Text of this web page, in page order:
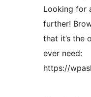
Looking for
further!
that it’s the
ever need:
https://